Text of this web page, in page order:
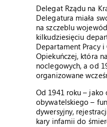
Delegat Rządu na
Delegatura miała
na szczeblu
kilkudziesięciu
Departament Pracy i
Opiekuńczej, która
noclegowych, a od
organizowane
Od 1941 roku –
obywatelskiego –
dywersyjny,
kary infamii do